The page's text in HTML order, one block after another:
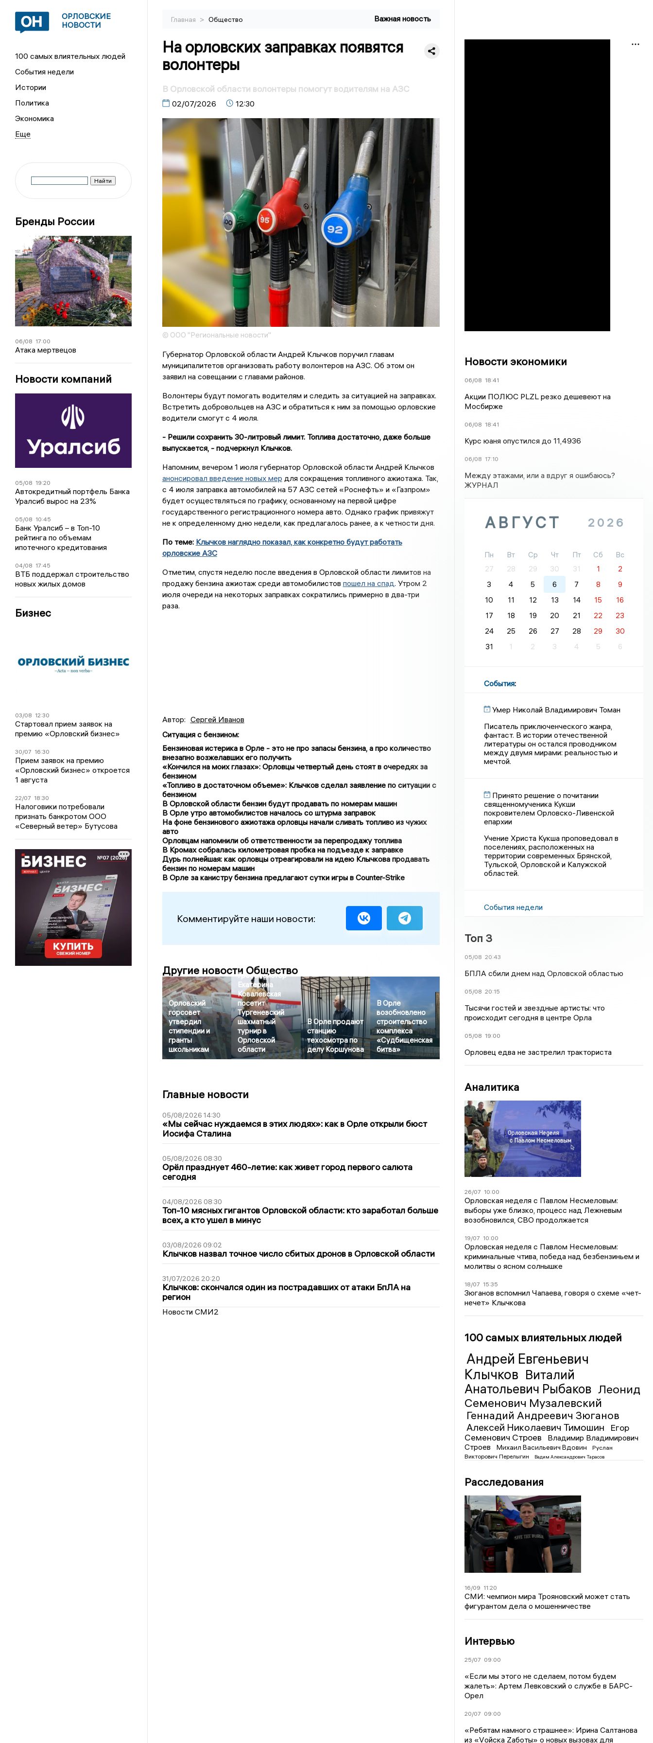
ОРЛОВСКИЕ
НОВОСТИ
100 самых влиятельных людей
События недели
Истории
Политика
Экономика
Бренды России
06/08 17:00
Атака мертвецов
Новости компаний
05/08 19:20
Автокредитный портфель Банка
Уралсиб вырос на 23%
05/08 10:45
Банк Уралсиб – в Топ-10
рейтинга по объемам
ипотечного кредитования
04/08 17:45
ВТБ поддержал строительство
новых жилых домов
Бизнес
03/08 12:30
Стартовал прием заявок на
премию «Орловский бизнес»
30/07 16:30
Прием заявок на премию
«Орловский бизнес» откроется
1 августа
22/07 18:30
Налоговики потребовали
признать банкротом ООО
«Северный ветер» Бутусова
Главная > Общество Важная новость
На орловских заправках появятся
волонтеры
В Орловской области волонтеры помогут водителям на АЗС
02/07/2026 12:30
© ООО "Региональные новости"
Губернатор Орловской области Андрей Клычков поручил главам
муниципалитетов организовать работу волонтеров на АЗС. Об этом он
заявил на совещании с главами районов.
Волонтеры будут помогать водителям и следить за ситуацией на заправках.
Встретить добровольцев на АЗС и обратиться к ним за помощью орловские
водители смогут с 4 июля.
- Решили сохранить 30-литровый лимит. Топлива достаточно, даже больше
выпускается, - подчеркнул Клычков.
Напомним, вечером 1 июля губернатор Орловской области Андрей Клычков
анонсировал введение новых мер для сокращения топливного ажиотажа. Так,
с 4 июля заправка автомобилей на 57 АЗС сетей «Роснефть» и «Газпром»
будет осуществляться по графику, основанному на первой цифре
государственного регистрационного номера авто. Однако график привяжут
не к определенному дню недели, как предлагалось ранее, а к четности дня.
По теме: Клычков наглядно показал, как конкретно будут работать
орловские АЗС
Отметим, спустя неделю после введения в Орловской области лимитов на
продажу бензина ажиотаж среди автомобилистов пошел на спад. Утром 2
июля очереди на некоторых заправках сократились примерно в два-три
раза.
Автор: Сергей Иванов
Ситуация с бензином:
Бензиновая истерика в Орле - это не про запасы бензина, а про количество
внезапно возжелавших его получить
«Кончился на моих глазах»: Орловцы четвертый день стоят в очередях за
бензином
«Топливо в достаточном объеме»: Клычков сделал заявление по ситуации с
бензином
В Орловской области бензин будут продавать по номерам машин
В Орле утро автомобилистов началось со штурма заправок
На фоне бензинового ажиотажа орловцы начали сливать топливо из чужих
авто
Орловцам напомнили об ответственности за перепродажу топлива
В Кромах собралась километровая пробка на подъезде к заправке
Дурь полнейшая: как орловцы отреагировали на идею Клычкова продавать
бензин по номерам машин
В Орле за канистру бензина предлагают сутки игры в Counter-Strike
Комментируйте наши новости:
Другие новости Общество
Орловский
горсовет
утвердил
стипендии и
гранты
школьникам
Гроссмейстер
Екатерина
Ковалевская
посетит
Тургеневский
шахматный
турнир в
Орловской
области
В Орле продают
станцию
техосмотра по
делу Коршунова
В Орле
возобновлено
строительство
комплекса
«Судбищенская
битва»
Главные новости
05/08/2026 14:30
«Мы сейчас нуждаемся в этих людях»: как в Орле открыли бюст
Иосифа Сталина
05/08/2026 08:30
Орёл празднует 460-летие: как живет город первого салюта
сегодня
04/08/2026 08:30
Топ-10 мясных гигантов Орловской области: кто заработал больше
всех, а кто ушел в минус
03/08/2026 09:02
Клычков назвал точное число сбитых дронов в Орловской области
31/07/2026 20:20
Клычков: скончался один из пострадавших от атаки БпЛА на
регион
Новости СМИ2
Новости экономики
06/08 18:41
Акции ПОЛЮС PLZL резко дешевеют на
Мосбирже
06/08 18:41
Курс юаня опустился до 11,4936
06/08 17:10
Между этажами, или а вдруг я ошибаюсь?
ЖУРНАЛ
АВГУСТ 2026
Пн Вт Ср Чт Пт Сб
Вс
27
28 29 30 31 1
2
3
4 5 6 7 8
9
10
11 12 13 14 15
16
17
18 19 20 21 22
23
24
25 26 27 28 29
30
31
1 2 3 4 5 6
События:
Умер Николай Владимирович Томан
Писатель приключенческого жанра,
фантаст. В истории отечественной
литературы он остался проводником
между двумя мирами: реальностью и
мечтой.
Принято решение о почитании
священномученика Кукши
покровителем Орловско-Ливенской
епархии
Учение Христа Кукша проповедовал в
поселениях, расположенных на
территории современных Брянской,
Тульской, Орловской и Калужской
областей.
События недели
Топ 3
05/08 20:43
БПЛА сбили днем над Орловской областью
05/08 20:15
Тысячи гостей и звездные артисты: что
происходит сегодня в центре Орла
05/08 19:00
Орловец едва не застрелил тракториста
Аналитика
26/07 10:00
Орловская неделя с Павлом Несмеловым:
выборы уже близко, процесс над Лежневым
возобновился, СВО продолжается
19/07 10:00
Орловская неделя с Павлом Несмеловым:
криминальные чтива, победа над безбензиньем и
молитвы о ясном солнышке
18/07 15:35
Зюганов вспомнил Чапаева, говоря о схеме «чет-
нечет» Клычкова
100 самых влиятельных людей
Андрей Евгеньевич
Клычков Виталий
Анатольевич Рыбаков Леонид
Семенович Музалевский
Геннадий Андреевич Зюганов
Алексей Николаевич Тимошин
Егор
Семенович Строев
Владимир Владимирович
Строев
Михаил Васильевич Вдовин
Руслан
Викторович Перелыгин
Вадим Александрович Тарасов
Расследования
16/09 11:20
СМИ: чемпион мира Трояновский может стать
фигурантом дела о мошенничестве
Интервью
25/07 09:00
«Если мы этого не сделаем, потом будем
жалеть»: Артем Левковский о службе в БАРС-
Орел
20/07 09:00
«Ребятам намного страшнее»: Ирина Салтанова
из «Vойска Zаботы» о новых вызовах для